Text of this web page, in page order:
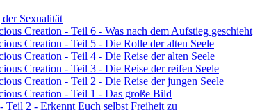
Sexualität
Creation - Teil 6 - Was nach dem Aufstieg geschieht
Creation - Teil 5 - Die Rolle der alten Seele
Creation - Teil 4 - Die Reise der alten Seele
Creation - Teil 3 - Die Reise der reifen Seele
Creation - Teil 2 - Die Reise der jungen Seele
Creation - Teil 1 - Das große Bild
Teil 2 - Erkennt Euch selbst Freiheit zu